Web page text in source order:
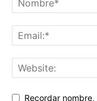
Recordar